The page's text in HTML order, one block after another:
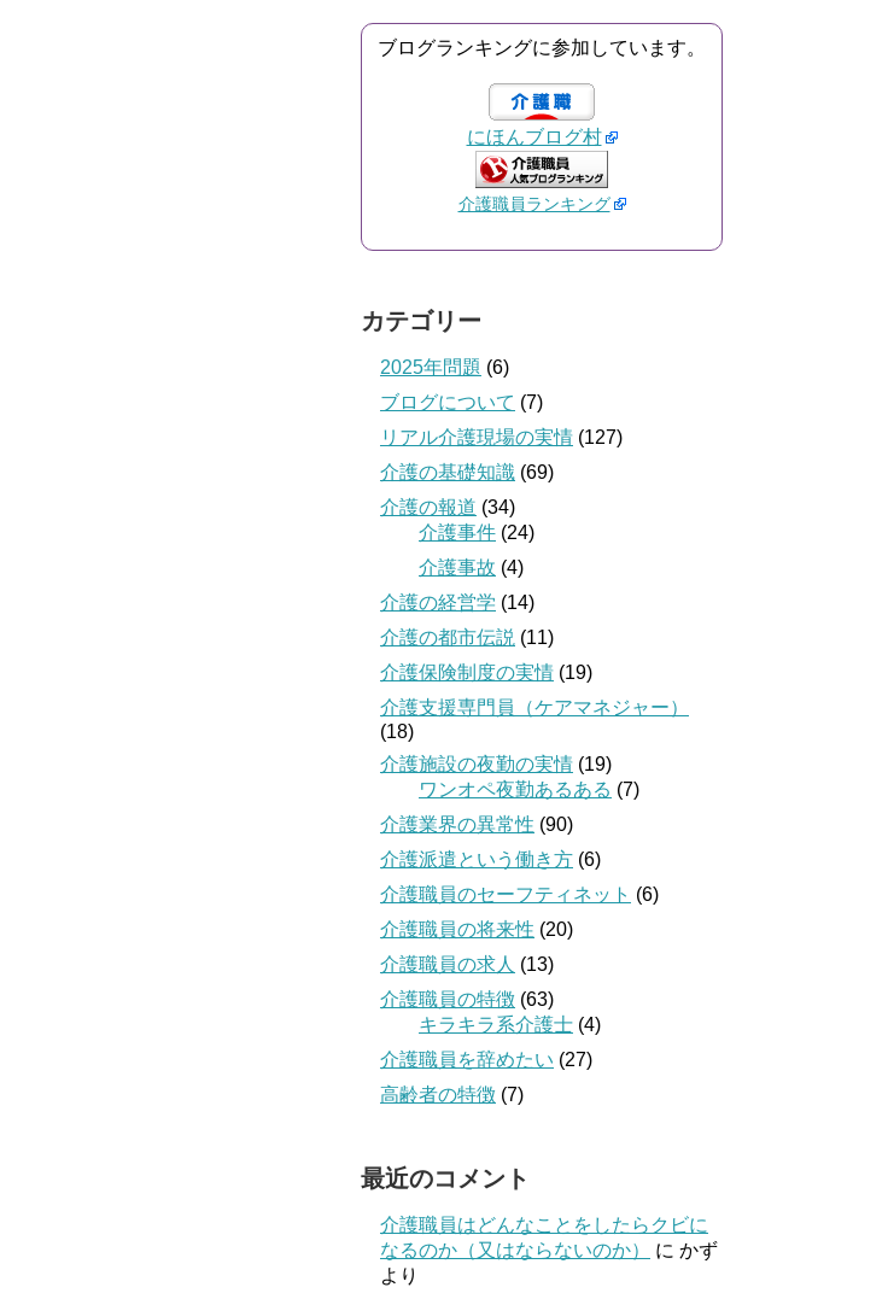
ブログランキングに参加しています。
にほんブログ村
介護職員ランキング
カテゴリー
2025年問題 (6)
ブログについて (7)
リアル介護現場の実情 (127)
介護の基礎知識 (69)
介護の報道 (34)
介護事件 (24)
介護事故 (4)
介護の経営学 (14)
介護の都市伝説 (11)
介護保険制度の実情 (19)
介護支援専門員（ケアマネジャー）
(18)
介護施設の夜勤の実情 (19)
ワンオペ夜勤あるある (7)
介護業界の異常性 (90)
介護派遣という働き方 (6)
介護職員のセーフティネット (6)
介護職員の将来性 (20)
介護職員の求人 (13)
介護職員の特徴 (63)
キラキラ系介護士 (4)
介護職員を辞めたい (27)
高齢者の特徴 (7)
最近のコメント
介護職員はどんなことをしたらクビに
なるのか（又はならないのか）
に かず
より